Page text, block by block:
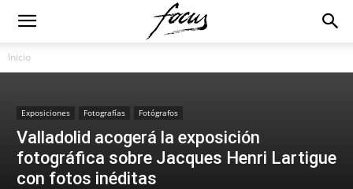
Inicio
Exposiciones Fotografías Fotógrafos
Valladolid acogerá la exposición
fotográfica sobre Jacques Henri Lartigue
con fotos inéditas